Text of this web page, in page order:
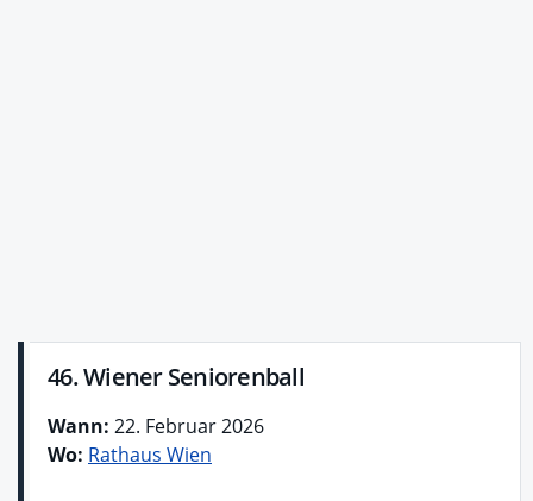
46. Wiener Seniorenball
Wann: 22. Februar 2026
Wo: Rathaus Wien